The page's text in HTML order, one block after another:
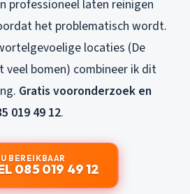
professioneel laten reinigen
het problematisch wordt.
locaties (De
veel bomen) combineer ik dit
Gratis vooronderzoek en
019 49 12.
BEREIKBAAR
085 019 49 12